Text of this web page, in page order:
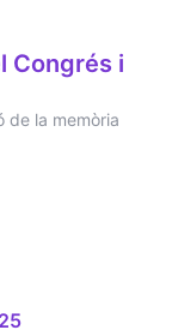
Congrés i
de la memòria
25